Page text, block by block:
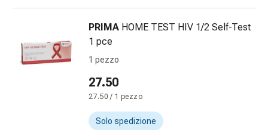
occhi
Disturbi
dell'orecchio
Cura
delle
orecchie
Gocce
Infiammazione
PRIMA HOME TEST HIV 1/2 Self-Test
1 pce
1 pezzo
27.50
27.50 / 1 pezzo
Solo spedizione